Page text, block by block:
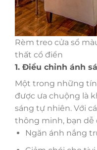
Rèm treo cửa sổ
thất cổ điển
1. Điều chỉnh ánh
Một trong những
được ưa chuộng là
sáng tự nhiên. Với
thông minh, bạn dễ
Ngăn ánh nắng